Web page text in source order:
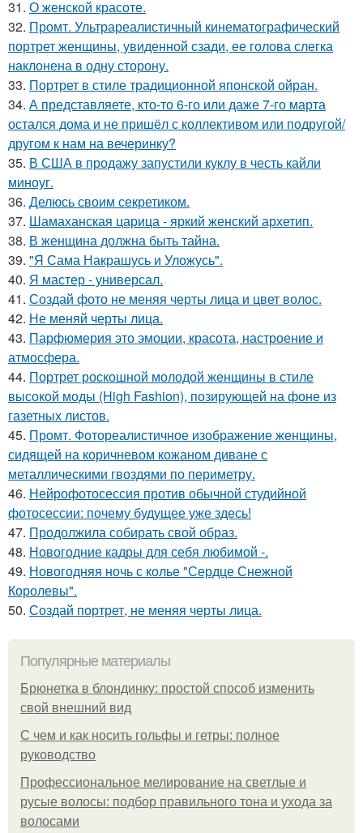
31. О женской красоте.
32. Промт. Ультрареалистичный кинематографический
портрет женщины, увиденной сзади, ее голова слегка
наклонена в одну сторону.
33. Портрет в стиле традиционной японской ойран.
34. А представляете, кто-то 6-го или даже 7-го марта
остался дома и не пришёл с коллективом или подругой/
другом к нам на вечеринку?
35. В США в продажу запустили куклу в честь кайли
миноуг.
36. Делюсь своим секретиком.
37. Шамаханская царица - яркий женский архетип.
38. В женщина должна быть тайна.
39. "Я Сама Накрашусь и Уложусь".
40. Я мастер - универсал.
41. Создай фото не меняя черты лица и цвет волос.
42. Не меняй черты лица.
43. Парфюмерия это эмоции, красота, настроение и
атмосфера.
44. Портрет роскошной молодой женщины в стиле
высокой моды (High Fashion), позирующей на фоне из
газетных листов.
45. Промт. Фотореалистичное изображение женщины,
сидящей на коричневом кожаном диване с
металлическими гвоздями по периметру.
46. Нейрофотосессия против обычной студийной
фотосессии: почему будущее уже здесь!
47. Продолжила собирать свой образ.
48. Новогодние кадры для себя любимой -.
49. Новогодняя ночь с колье "Сердце Снежной
Королевы".
50. Создай портрет, не меняя черты лица.
Популярные материалы
Брюнетка в блондинку: простой способ изменить
свой внешний вид
С чем и как носить гольфы и гетры: полное
руководство
Профессиональное мелирование на светлые и
русые волосы: подбор правильного тона и ухода за
волосами